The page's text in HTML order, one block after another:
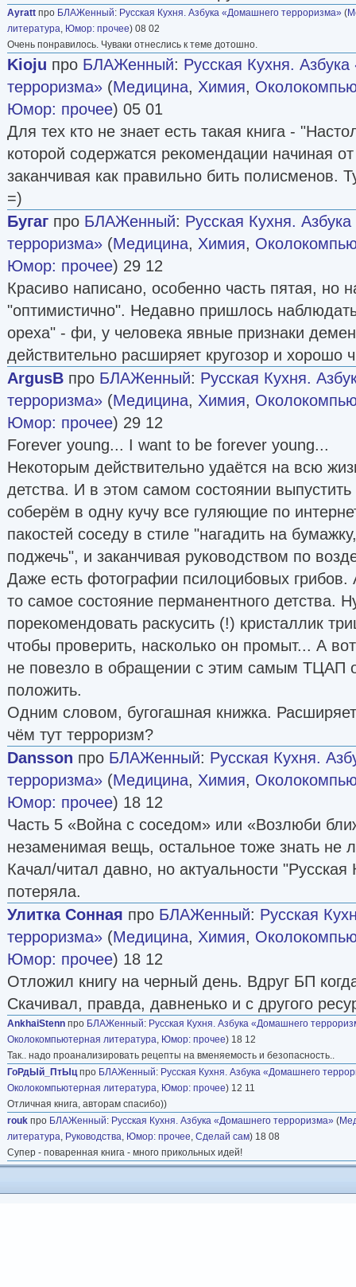
Ayratt про БЛАЖенный: Русская Кухня. Азбука «Домашнего терроризма» (
литература, Юмор: прочее) 08 02
Очень понравилось. Чуваки отнеслись к теме дотошно.
Kioju про БЛАЖенный: Русская Кухня.
терроризма» (Медицина, Химия,
Юмор: прочее) 05 01
Для тех кто не знает есть такая книга -
которой содержатся рекомендации начиная
заканчивая как правильно бить полисменов.
=)
Бугаг про БЛАЖенный: Русская Кухня.
терроризма» (Медицина, Химия,
Юмор: прочее) 29 12
Красиво написано, особенно часть пятая, но
"оптимистично". Недавно пришлось
ореха" - фи, у человека явные признаки
действительно расширяет кругозор и хорошо
ArgusB про БЛАЖенный: Русская Кухня.
терроризма» (Медицина, Химия,
Юмор: прочее) 29 12
Forever young... I want to be forever young...
Некоторым действительно удаётся на всю
детства. И в этом самом состоянии
соберём в одну кучу все гуляющие по
пакостей соседу в стиле "нагадить на
поджечь", и заканчивая руководством по
Даже есть фотографии псилоцибовых грибов.
то самое состояние перманентного детства.
порекомендовать раскусить (!) кристаллик
чтобы проверить, насколько он промыт... А
не повезло в обращении с этим самым ТЦАП
положить.
Одним словом, бугогашная книжка. Расширяет
чём тут терроризм?
Dansson про БЛАЖенный: Русская Кухня.
терроризма» (Медицина, Химия,
Юмор: прочее) 18 12
Часть 5 «Война с соседом» или «Возлюби
незаменимая вещь, остальное тоже знать не
Качал/читал давно, но актуальности
потеряла.
Улитка Сонная про БЛАЖенный: Русская
терроризма» (Медицина, Химия,
Юмор: прочее) 18 12
Отложил книгу на черный день. Вдруг БП
Скачивал, правда, давненько и с другого
AnkhaiStenn про БЛАЖенный: Русская Кухня. Азбука «Домашнего
Околокомпьютерная литература, Юмор: прочее) 18 12
Так.. надо проанализировать рецепты на вменяемость и безопасность..
ГоРдЫй_ПтЫцпро БЛАЖенный: Русская Кухня. Азбука «Домашнего
Околокомпьютерная литература, Юмор: прочее) 12 11
Отличная книга, авторам спасибо))
rouk про БЛАЖенный: Русская Кухня. Азбука «Домашнего терроризма» (
литература, Руководства, Юмор: прочее, Сделай сам) 18 08
Супер - поваренная книга - много прикольных идей!